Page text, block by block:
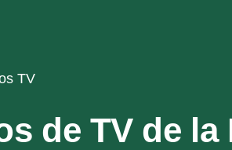
TV
de TV de